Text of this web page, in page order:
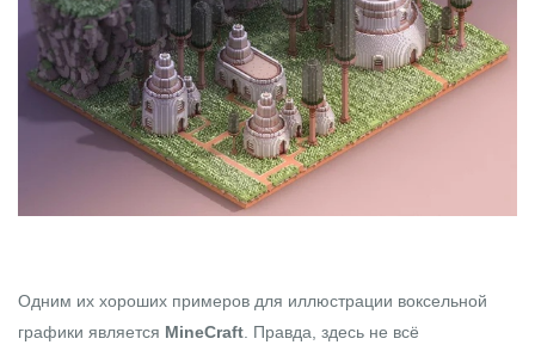
Одним их хороших примеров для иллюстрации воксельной
графики является MineCraft . Правда, здесь не всё